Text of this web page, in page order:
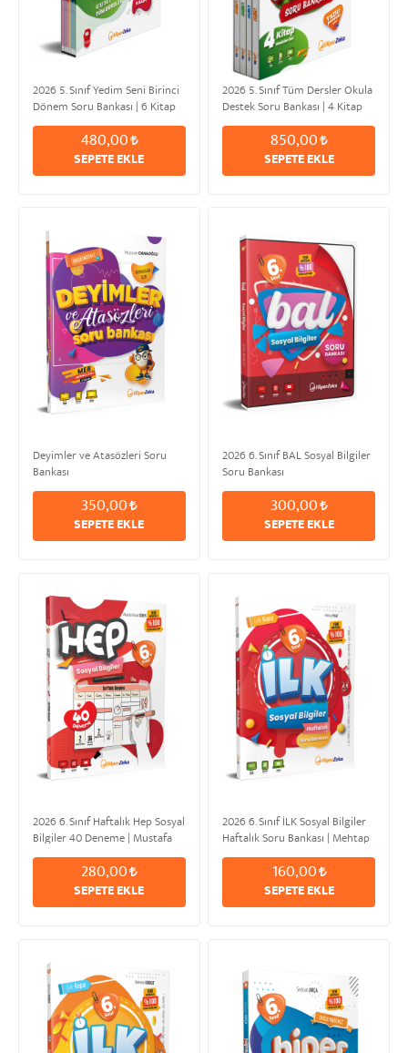
2026 5. Sınıf Yedim Seni Birinci
Dönem Soru Bankası | 6 Kitap
Set
480,00
SEPETE EKLE
2026 5. Sınıf Tüm Dersler Okula
Destek Soru Bankası | 4 Kitap
Modüler Set
850,00
SEPETE EKLE
Deyimler ve Atasözleri Soru
Bankası
350,00
SEPETE EKLE
2026 6. Sınıf BAL Sosyal Bilgiler
Soru Bankası
300,00
SEPETE EKLE
2026 6. Sınıf Haftalık Hep Sosyal
Bilgiler 40 Deneme | Mustafa
Kemal ÖZDEN
280,00
SEPETE EKLE
2026 6. Sınıf İLK Sosyal Bilgiler
Haftalık Soru Bankası | Mehtap
POLAT
160,00
SEPETE EKLE